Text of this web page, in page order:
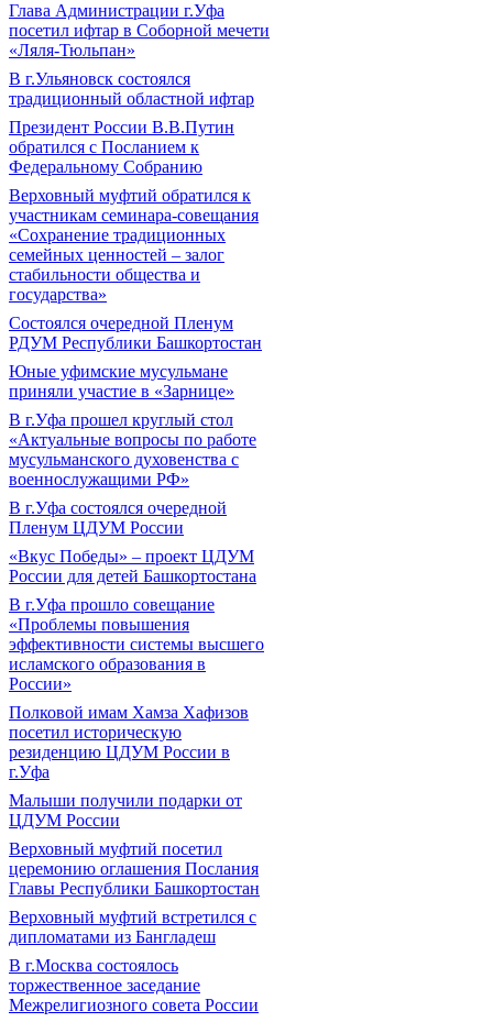
Глава Администрации г.Уфа
посетил ифтар в Соборной мечети
«Ляля-Тюльпан»
В г.Ульяновск состоялся
традиционный областной ифтар
Президент России В.В.Путин
обратился с Посланием к
Федеральному Собранию
Верховный муфтий обратился к
участникам семинара-совещания
«Сохранение традиционных
семейных ценностей – залог
стабильности общества и
государства»
Состоялся очередной Пленум
РДУМ Республики Башкортостан
Юные уфимские мусульмане
приняли участие в «Зарнице»
В г.Уфа прошел круглый стол
«Актуальные вопросы по работе
мусульманского духовенства с
военнослужащими РФ»
В г.Уфа состоялся очередной
Пленум ЦДУМ России
«Вкус Победы» – проект ЦДУМ
России для детей Башкортостана
В г.Уфа прошло совещание
«Проблемы повышения
эффективности системы высшего
исламского образования в
России»
Полковой имам Хамза Хафизов
посетил историческую
резиденцию ЦДУМ России в
г.Уфа
Малыши получили подарки от
ЦДУМ России
Верховный муфтий посетил
церемонию оглашения Послания
Главы Республики Башкортостан
Верховный муфтий встретился с
дипломатами из Бангладеш
В г.Москва состоялось
торжественное заседание
Межрелигиозного совета России